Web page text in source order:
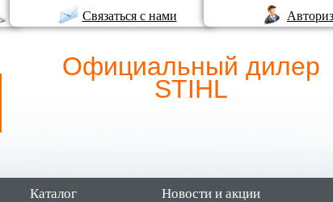
Связаться с нами
Официальный дилер
STIHL
Каталог Новости и акции